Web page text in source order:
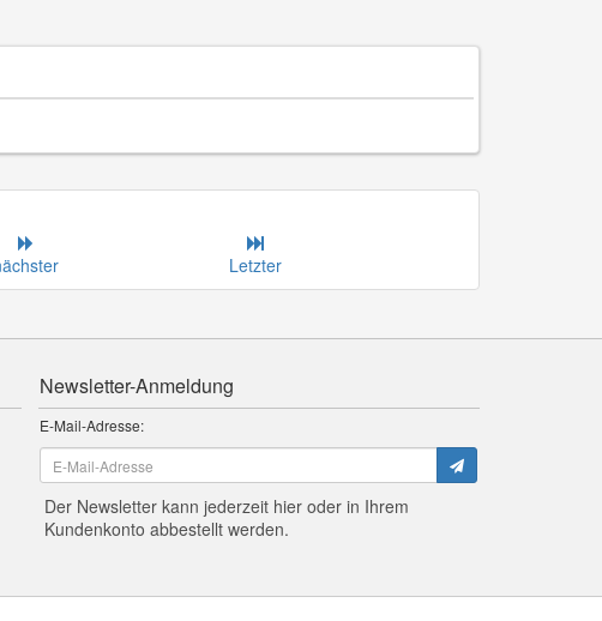
Letzter
Newsletter-Anmeldung
E-Mail-Adresse:
Der Newsletter kann jederzeit hier oder in Ihrem
Kundenkonto abbestellt werden.